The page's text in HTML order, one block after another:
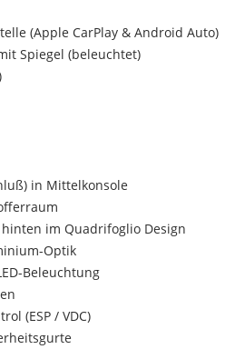
(Apple CarPlay & Android Auto)
Spiegel (beleuchtet)
in Mittelkonsole
im Quadrifoglio Design
Optik
Beleuchtung
(ESP / VDC)